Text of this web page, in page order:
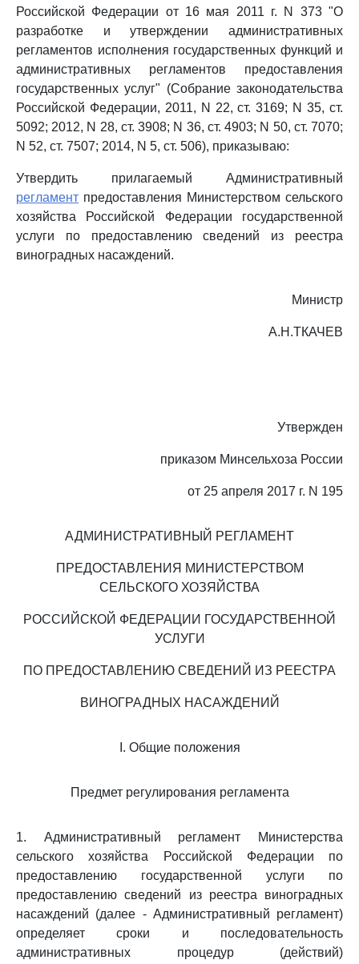
Российской Федерации от 16 мая 2011 г. N 373 "О
разработке и утверждении административных
регламентов исполнения государственных функций и
административных регламентов предоставления
государственных услуг" (Собрание законодательства
Российской Федерации, 2011, N 22, ст. 3169; N 35, ст.
5092; 2012, N 28, ст. 3908; N 36, ст. 4903; N 50, ст. 7070;
N 52, ст. 7507; 2014, N 5, ст. 506), приказываю:
Утвердить прилагаемый Административный
регламент предоставления Министерством сельского
хозяйства Российской Федерации государственной
услуги по предоставлению сведений из реестра
виноградных насаждений.
Министр
А.Н.ТКАЧЕВ
Утвержден
приказом Минсельхоза России
от 25 апреля 2017 г. N 195
АДМИНИСТРАТИВНЫЙ РЕГЛАМЕНТ
ПРЕДОСТАВЛЕНИЯ МИНИСТЕРСТВОМ
СЕЛЬСКОГО ХОЗЯЙСТВА
РОССИЙСКОЙ ФЕДЕРАЦИИ ГОСУДАРСТВЕННОЙ
УСЛУГИ
ПО ПРЕДОСТАВЛЕНИЮ СВЕДЕНИЙ ИЗ РЕЕСТРА
ВИНОГРАДНЫХ НАСАЖДЕНИЙ
I. Общие положения
Предмет регулирования регламента
1. Административный регламент Министерства
сельского хозяйства Российской Федерации по
предоставлению государственной услуги по
предоставлению сведений из реестра виноградных
насаждений (далее - Административный регламент)
определяет сроки и последовательность
административных процедур (действий)